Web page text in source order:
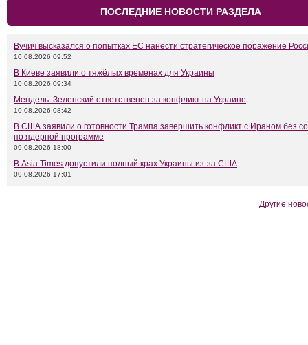
ПОСЛЕДНИЕ НОВОСТИ РАЗДЕЛА
Вучич высказался о попытках ЕС нанести стратегическое поражение
10.08.2026 09:52
В Киеве заявили о тяжёлых временах для Украины
10.08.2026 09:34
Мендель: Зеленский ответственен за конфликт на Украине
10.08.2026 08:42
В США заявили о готовности Трампа завершить конфликт с Ираном без
по ядерной программе
09.08.2026 18:00
В Asia Times допустили полный крах Украины из-за США
09.08.2026 17:01
Другие